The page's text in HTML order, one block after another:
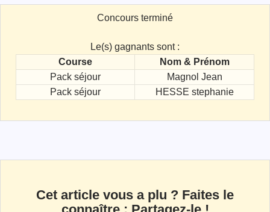
Concours terminé
Le(s) gagnants sont :
Course
Nom & Prénom
Pack séjour
Magnol Jean
Pack séjour
HESSE stephanie
Cet article vous a plu ? Faites le